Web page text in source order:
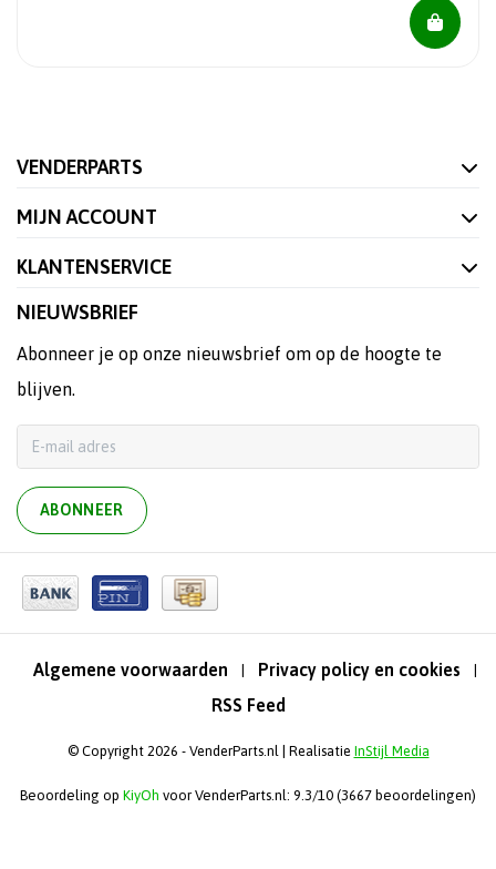
VENDERPARTS
MIJN ACCOUNT
KLANTENSERVICE
NIEUWSBRIEF
Abonneer je op onze nieuwsbrief om op de hoogte te
blijven.
ABONNEER
Algemene voorwaarden | Privacy policy en cookies |
RSS Feed
© Copyright 2026 - VenderParts.nl | Realisatie InStijl Media
Beoordeling op KiyOh voor VenderParts.nl: 9.3/10 (3667 beoordelingen)